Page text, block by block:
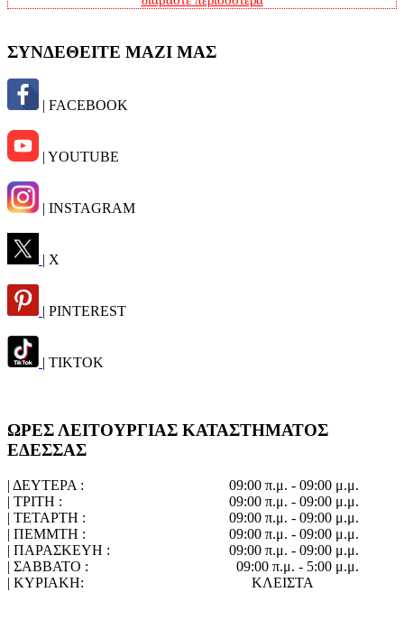
ΣΥΝΔΕΘΕΙΤΕ ΜΑΖΙ ΜΑΣ
| FACEBOOK
| YOUTUBE
| INSTAGRAM
| X
| PINTEREST
| TIKTOK
ΩΡΕΣ ΛΕΙΤΟΥΡΓΙΑΣ ΚΑΤΑΣΤΗΜΑΤΟΣ
ΕΔΕΣΣΑΣ
| ΔΕΥΤΕΡΑ :
09:00 π.μ. - 09:00 μ.μ.
| ΤΡΙΤΗ :
09:00 π.μ. - 09:00 μ.μ.
| ΤΕΤΑΡΤΗ :
09:00 π.μ. - 09:00 μ.μ.
| ΠΕΜΜΤΗ :
09:00 π.μ. - 09:00 μ.μ.
| ΠΑΡΑΣΚΕΥΗ :
09:00 π.μ. - 09:00 μ.μ.
| ΣΑΒΒΑΤΟ :
09:00 π.μ. - 5:00 μ.μ.
| ΚΥΡΙΑΚΗ:
ΚΛΕΙΣΤΑ